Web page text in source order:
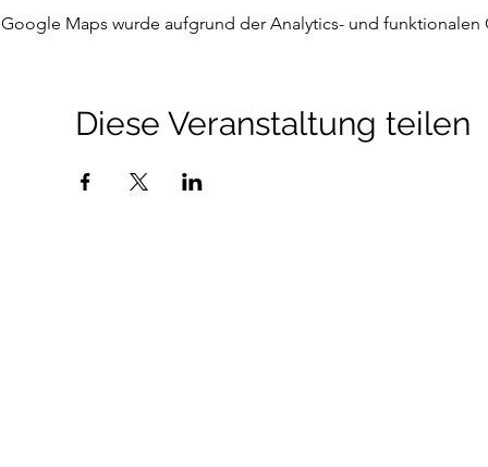
Google Maps wurde aufgrund der Analytics- und
Diese Veranstaltung teilen